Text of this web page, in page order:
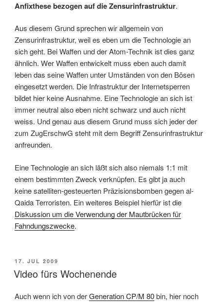
Anfixthese bezogen auf die Zensurinfrastruktur.
Aus diesem Grund sprechen wir allgemein von
Zensurinfrastruktur, weil es eben um die Technologie an
sich geht. Bei Waffen und der Atom-Technik ist dies ganz
ähnlich. Wer Waffen entwickelt muss eben auch damit
leben das seine Waffen unter Umständen von den Bösen
eingesetzt werden. Die Infrastruktur der Internetsperren
bildet hier keine Ausnahme. Eine Technologie an sich ist
immer neutral also eben nicht schwarz und auch nicht
weiss. Und genau aus diesem Grund muss sich jeder der
zum ZugErschwG steht mit dem Begriff Zensurinfrastruktur
anfreunden.
Eine Technologie an sich läßt sich also niemals 1:1 mit
einem bestimmten Zweck verknüpfen. Es gibt ja auch
keine satelliten-gesteuerten Präzisionsbomben gegen al-
Qaida Terroristen. Ein weiteres Beispiel hierfür ist die
Diskussion um die Verwendung der Mautbrücken für
Fahndungszwecke.
POSTED
ON
17. JUL 2009
Video fürs Wochenende
Auch wenn ich von derGeneration CP/M 80bin, hier noch